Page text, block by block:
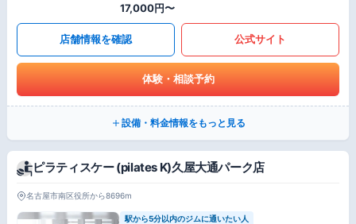
17,000円〜
店舗情報を確認 公式サイト
体験・相談予約
設備・料金情報をもっと見る
ピラティスケー (pilates K)久屋大通パーク店
名古屋市南区役所から8696m
駅から5分以内のジムに通いたい人